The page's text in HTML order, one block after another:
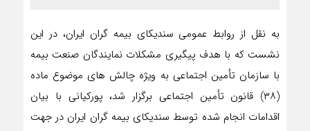
به نقل از روابط عمومی سندیکای بیمه گران ایران، در این
نشست که با هدف پیگیری مشکلات نمایندگان صنعت بیمه
با سازمان تأمین اجتماعی به ویژه چالش های موضوع ماده
(۳۸) قانون تأمین اجتماعی برگزار شد، پورکیانی با بیان
اقدامات انجام شده توسط سندیکای بیمه گران ایران در جهت